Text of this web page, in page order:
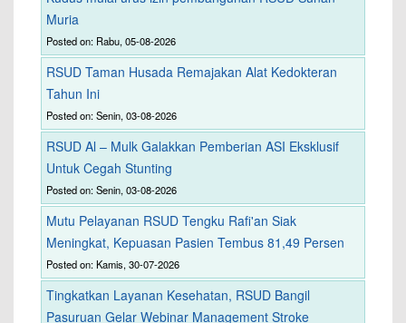
Muria
Posted on: Rabu, 05-08-2026
RSUD Taman Husada Remajakan Alat Kedokteran
Tahun Ini
Posted on: Senin, 03-08-2026
RSUD Al – Mulk Galakkan Pemberian ASI Eksklusif
Untuk Cegah Stunting
Posted on: Senin, 03-08-2026
Mutu Pelayanan RSUD Tengku Rafi'an Siak
Meningkat, Kepuasan Pasien Tembus 81,49 Persen
Posted on: Kamis, 30-07-2026
Tingkatkan Layanan Kesehatan, RSUD Bangil
Pasuruan Gelar Webinar Management Stroke